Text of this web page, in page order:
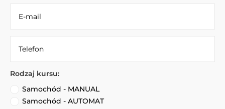
Rodzaj kursu:
Samochód - MANUAL
Samochód - AUTOMAT